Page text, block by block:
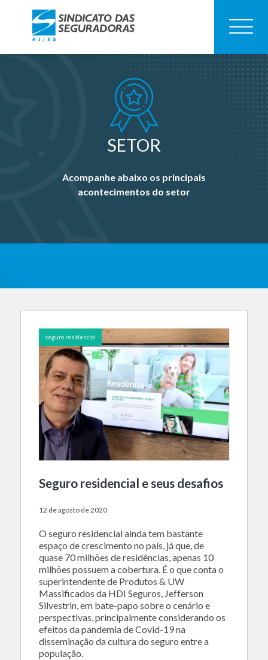
SETOR
Acompanhe abaixo os principais
acontecimentos do setor
seguro residencial
Seguro residencial e seus desafios
12 de agosto de 2020
O seguro residencial ainda tem bastante
espaço de crescimento no país, já que, de
quase 70 milhões de residências, apenas 10
milhões possuem a cobertura. É o que conta o
superintendente de Produtos & UW
Massificados da HDI Seguros, Jefferson
Silvestrin, em bate-papo sobre o cenário e
perspectivas, principalmente considerando os
efeitos da pandemia de Covid-19 na
disseminação da cultura do seguro entre a
população.